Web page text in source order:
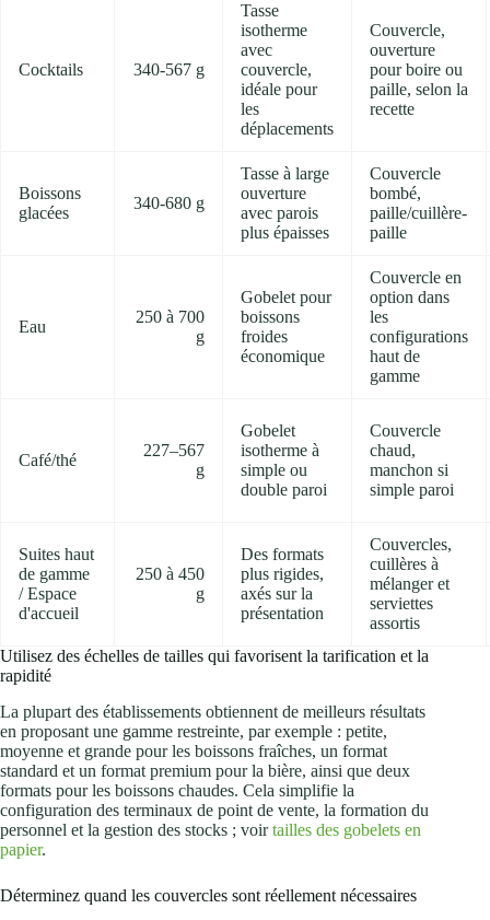
Cocktails 340-567 g
Tasse
isotherme
avec
couvercle,
idéale pour
les
déplacements
Couvercle,
ouverture
pour boire ou
paille, selon la
recette
Boissons
glacées
340-680 g
Tasse à large
ouverture
avec parois
plus épaisses
Couvercle
bombé,
paille/cuillère-
paille
Eau
250 à 700
g
Gobelet pour
boissons
froides
économique
Couvercle en
option dans
les
configurations
haut de
gamme
Café/thé
227–567
g
Gobelet
isotherme à
simple ou
double paroi
Couvercle
chaud,
manchon si
simple paroi
Suites haut
de gamme
/ Espace
d'accueil
250 à 450
g
Des formats
plus rigides,
axés sur la
présentation
Couvercles,
cuillères à
mélanger et
serviettes
assortis
Utilisez des échelles de tailles qui favorisent la tarification et la
rapidité
La plupart des établissements obtiennent de meilleurs résultats
en proposant une gamme restreinte, par exemple : petite,
moyenne et grande pour les boissons fraîches, un format
standard et un format premium pour la bière, ainsi que deux
formats pour les boissons chaudes. Cela simplifie la
configuration des terminaux de point de vente, la formation du
personnel et la gestion des stocks ; voirtailles des gobelets en
papier.
Déterminez quand les couvercles sont réellement nécessaires